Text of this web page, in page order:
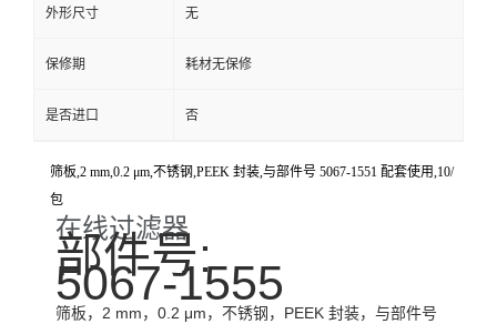
外形尺寸 无
保修期 耗材无保修
是否进口 否
筛板,2 mm,0.2 μm,不锈钢,PEEK 封装,与部件号 5067-1551 配套使用,10/
包
在线过滤器
部件号:
5067-1555
筛板，2 mm，0.2 μm，不锈钢，PEEK 封装，与部件号